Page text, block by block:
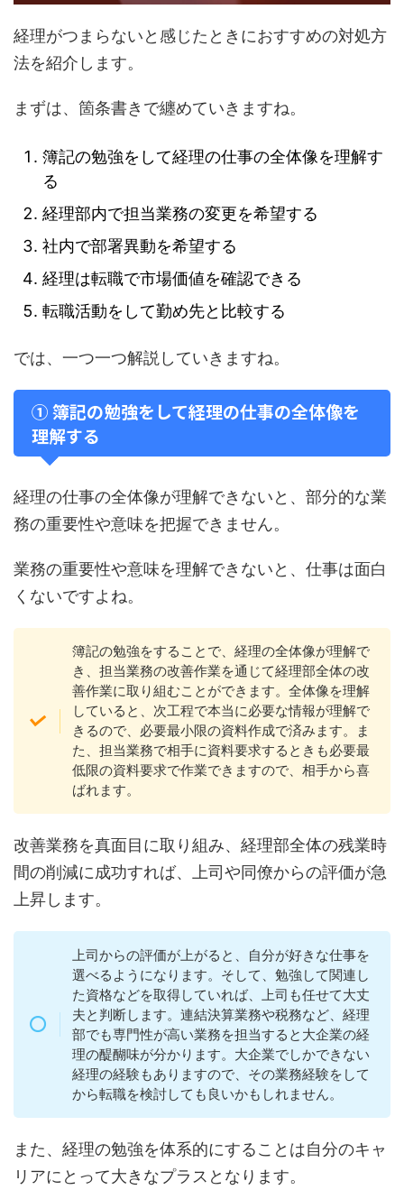
経理がつまらないと感じたときにおすすめの対処方
法を紹介します。
まずは、箇条書きで纏めていきますね。
簿記の勉強をして経理の仕事の全体像を理解す
る
経理部内で担当業務の変更を希望する
社内で部署異動を希望する
経理は転職で市場価値を確認できる
転職活動をして勤め先と比較する
では、一つ一つ解説していきますね。
① 簿記の勉強をして経理の仕事の全体像を
理解する
経理の仕事の全体像が理解できないと、部分的な業
務の重要性や意味を把握できません。
業務の重要性や意味を理解できないと、仕事は面白
くないですよね。
簿記の勉強をすることで、経理の全体像が理解で
き、担当業務の改善作業を通じて経理部全体の改
善作業に取り組むことができます。全体像を理解
していると、次工程で本当に必要な情報が理解で
きるので、必要最小限の資料作成で済みます。ま
た、担当業務で相手に資料要求するときも必要最
低限の資料要求で作業できますので、相手から喜
ばれます。
改善業務を真面目に取り組み、経理部全体の残業時
間の削減に成功すれば、上司や同僚からの評価が急
上昇します。
上司からの評価が上がると、自分が好きな仕事を
選べるようになります。そして、勉強して関連し
た資格などを取得していれば、上司も任せて大丈
夫と判断します。連結決算業務や税務など、経理
部でも専門性が高い業務を担当すると大企業の経
理の醍醐味が分かります。大企業でしかできない
経理の経験もありますので、その業務経験をして
から転職を検討しても良いかもしれません。
また、経理の勉強を体系的にすることは自分のキャ
リアにとって大きなプラスとなります。